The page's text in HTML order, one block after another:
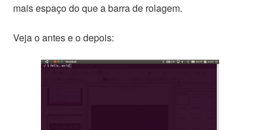
mais espaço do que a barra de rolagem.
Veja o antes e o depois: